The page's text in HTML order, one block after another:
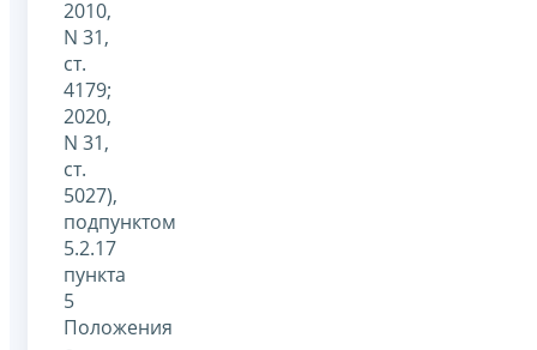
2010,
N 31,
ст.
4179;
2020,
N 31,
ст.
5027),
подпунктом
5.2.17
пункта
5
Положения